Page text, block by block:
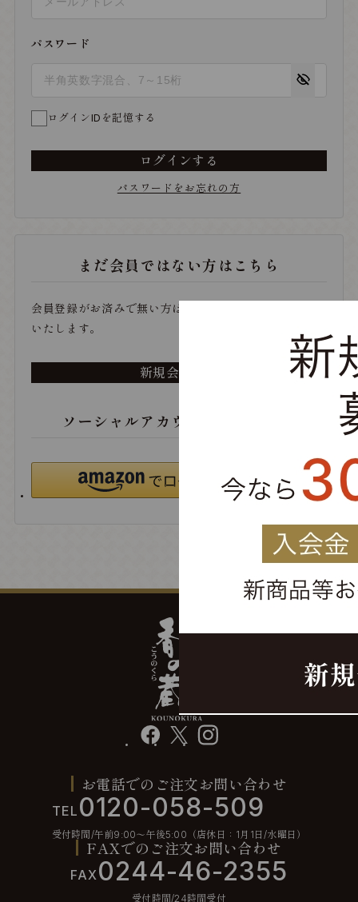
パスワード
ログインIDを記憶する
ログインする
パスワードをお忘れの方
まだ会員ではない方はこちら
会員登録がお済みで無い方は、こちらから登録をお願い
いたします。
新規会員登録
ソーシャルアカウントでログイン
facebook instagram
お電話でのご注文お問い合わせ
TEL 0120-058-509
受付時間/午前9:00〜午後5:00（店休日：1月1日/水曜日）
FAXでのご注文お問い合わせ
FAX0244-46-2355
受付時間/24時間受付